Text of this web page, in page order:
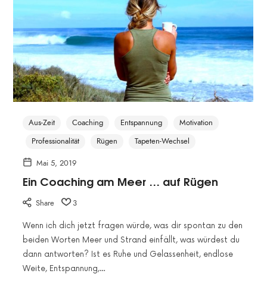
Aus-Zeit Coaching Entspannung
Motivation
Professionalität
Rügen Tapeten-Wechsel
Mai 5, 2019
Ein Coaching am Meer … auf Rügen
Share 3
Wenn ich dich jetzt fragen würde, was dir spontan zu den
beiden Worten Meer und Strand einfällt, was würdest du
dann antworten? Ist es Ruhe und Gelassenheit, endlose
Weite, Entspannung,…